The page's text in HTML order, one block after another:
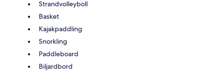
Strandvolleyboll
Basket
Kajakpaddling
Snorkling
Paddleboard
Biljardbord